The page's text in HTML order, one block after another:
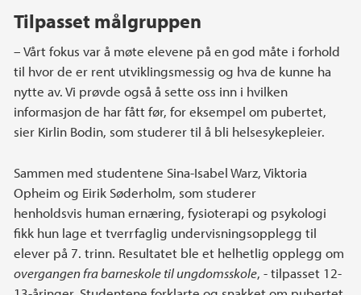
Tilpasset målgruppen
– Vårt fokus var å møte elevene på en god måte i forhold
til hvor de er rent utviklingsmessig og hva de kunne ha
nytte av. Vi prøvde også å sette oss inn i hvilken
informasjon de har fått før, for eksempel om pubertet,
sier Kirlin Bodin, som studerer til å bli helsesykepleier.
Sammen med studentene Sina-Isabel Warz, Viktoria
Opheim og Eirik Søderholm, som studerer
henholdsvis human ernæring, fysioterapi og psykologi
fikk hun lage et tverrfaglig undervisningsopplegg til
elever på 7. trinn. Resultatet ble et helhetlig opplegg om
overgangen fra barneskole til ungdomsskole, - tilpasset 12-